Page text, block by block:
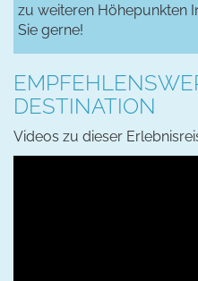
zu weiteren Höhepunkten
Sie gerne!
DESTINATION
Videos zu dieser